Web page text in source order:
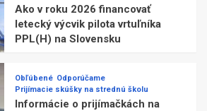
Ako v roku 2026 financovať
letecký výcvik pilota vrtuľníka
PPL(H) na Slovensku
Obľúbené Odporúčame
Prijímacie skúšky na strednú školu
Informácie o prijímačkách na